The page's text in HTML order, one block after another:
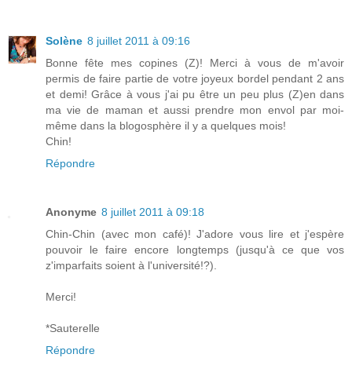
Solène 8 juillet 2011 à 09:16
Bonne fête mes copines (Z)! Merci à vous de m'avoir
permis de faire partie de votre joyeux bordel pendant 2 ans
et demi! Grâce à vous j'ai pu être un peu plus (Z)en dans
ma vie de maman et aussi prendre mon envol par moi-
même dans la blogosphère il y a quelques mois!
Chin!
Répondre
Anonyme 8 juillet 2011 à 09:18
Chin-Chin (avec mon café)! J'adore vous lire et j'espère
pouvoir le faire encore longtemps (jusqu'à ce que vos
z'imparfaits soient à l'université!?).
Merci!
*Sauterelle
Répondre